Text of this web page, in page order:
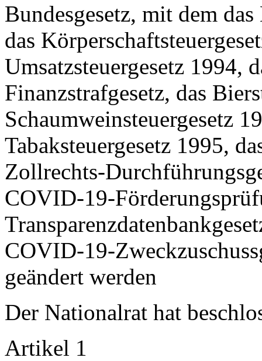
Bundesgesetz, mit dem
das
Umsatzsteuergesetz 1994,
Finanzstrafgesetz, das
Schaumweinsteuergesetz
Tabaksteuergesetz 1995,
Zollrechts-
geändert werden
Der Nationalrat hat
Artikel 1